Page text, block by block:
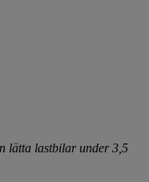
lätta lastbilar under 3,5